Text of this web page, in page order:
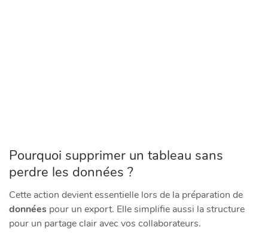
Pourquoi supprimer un tableau sans
perdre les données ?
Cette action devient essentielle lors de la préparation de
données pour un export. Elle simplifie aussi la structure
pour un partage clair avec vos collaborateurs.